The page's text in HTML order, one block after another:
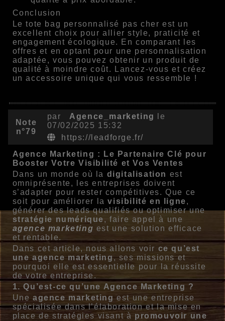
Conclusion
Le tote bag personnalisé pas cher est un
excellent choix pour allier style, praticité et
engagement écologique. En comparant les
offres et en optant pour une personnalisation
adaptée, vous pouvez obtenir un produit de
qualité à moindre coût. Lancez-vous et créez
un accessoire unique qui vous ressemble !
Note
n°79
par Agence_marketing
le
07/02/2025 15:32
https://leadforge.fr/
Agence Marketing : Le Partenaire Clé pour
Booster Votre Visibilité et Vos Ventes
Dans un monde où la digitalisation est
omniprésente, les entreprises doivent
s’adapter pour rester compétitives. Que ce
soit pour améliorer lavisibilité en ligne,
générer des leads qualifiés ou optimiser une
stratégie numérique, faire appel à une
agence marketing est une solution efficace
et rentable.
Dans cet article, nous allons voir ce qu’est
une agence marketing, ses missions et
pourquoi elle est essentielle pour la réussite
de votre entreprise.
1. Qu’est-ce qu’une Agence Marketing ?
Une agence marketingest une entreprise
spécialisée dans l’élaboration et la mise en
place de stratégies visant à promouvoir une